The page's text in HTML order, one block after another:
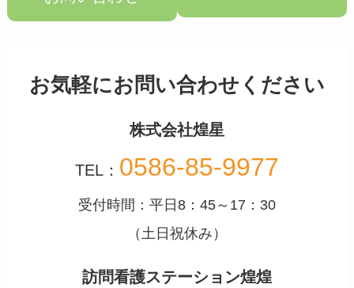
お気軽にお問い合わせください
株式会社煌星
TEL： 0586-85-9977
受付時間：平日8：45～17：30
（土日祝休み）
訪問看護ステーション煌煌